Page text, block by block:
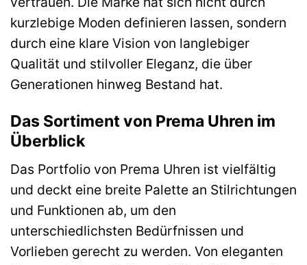
kurzlebige Moden definieren lassen, sondern
durch eine klare Vision von langlebiger
Qualität und stilvoller Eleganz, die über
Generationen hinweg Bestand hat.
Das Sortiment von Prema Uhren im
Überblick
Das Portfolio von Prema Uhren ist vielfältig
und deckt eine breite Palette an Stilrichtungen
und Funktionen ab, um den
unterschiedlichsten Bedürfnissen und
Vorlieben gerecht zu werden. Von eleganten